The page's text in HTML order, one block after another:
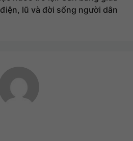
điện, lũ và đời sống người dân